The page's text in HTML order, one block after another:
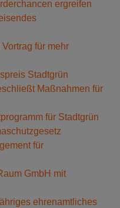
ergreifen
für mehr
Stadtgrün
Maßnahmen für
für Stadtgrün
für
GmbH mit
ehrenamtliches